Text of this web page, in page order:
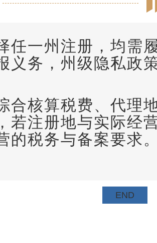
任一州注册，均需
义务，州级隐私政
合核算税费、代理
若注册地与实际经
的税务与备案要求
END